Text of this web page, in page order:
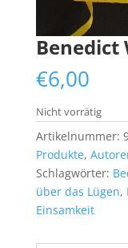
Benedict
€6,00
Nicht vorrätig
Artikelnummer:
Produkte,
Schlagwörter:
über das Lügen,
Einsamkeit